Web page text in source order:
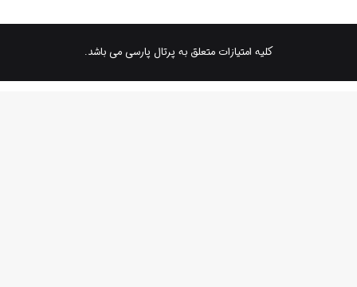
کلیه امتیازات متعلق به پرتال پارسی می باشد.